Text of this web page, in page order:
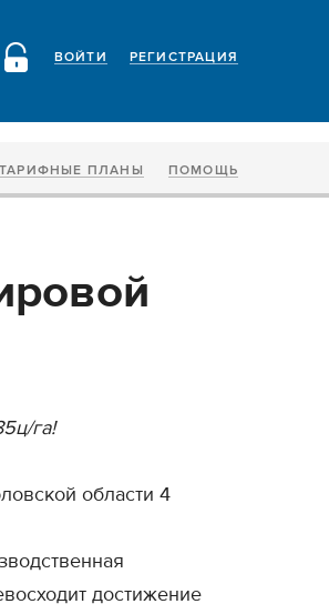
РЕГИСТРАЦИЯ
ВОЙТИ
ТАРИФНЫЕ ПЛАНЫ ПОМОЩЬ
га!
области 4
достижение